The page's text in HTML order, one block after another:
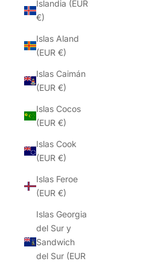
Islandia (EUR
€)
Islas Aland
(EUR €)
Islas Caimán
(EUR €)
Islas Cocos
(EUR €)
Islas Cook
(EUR €)
Islas Feroe
(EUR €)
Islas Georgia
del Sur y
Sandwich
del Sur (EUR